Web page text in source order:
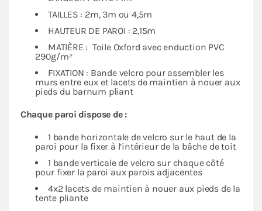
TAILLES : 2m, 3m ou 4,5m
HAUTEUR DE PAROI : 2,15m
MATIÈRE : Toile Oxford avec enduction PVC
290g/m²
FIXATION : Bande velcro pour assembler les
murs entre eux et lacets de maintien à nouer aux
pieds du barnum pliant
Chaque paroi dispose de :
1 bande horizontale de velcro sur le haut de la
paroi pour la fixer à l’intérieur de la bâche de toit
1 bande verticale de velcro sur chaque côté
pour fixer la paroi aux parois adjacentes
4x2 lacets de maintien à nouer aux pieds de la
tente pliante